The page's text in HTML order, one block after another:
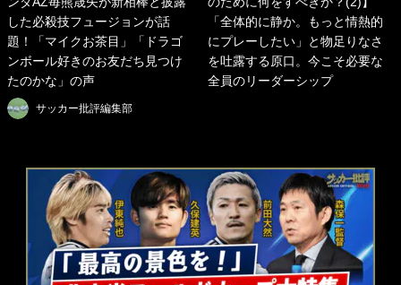
した必殺技フュージョンが話
題！「マイクお茶目」「ドラゴ
ンボール好きのお友だち見つけ
たのかな」の声
サッカー批評編集部
「全体的に静か。もっと情熱的
にプレーしたい」と物足りなさ
を吐露する原口。今こそ必要な
全員のリーダーシップ